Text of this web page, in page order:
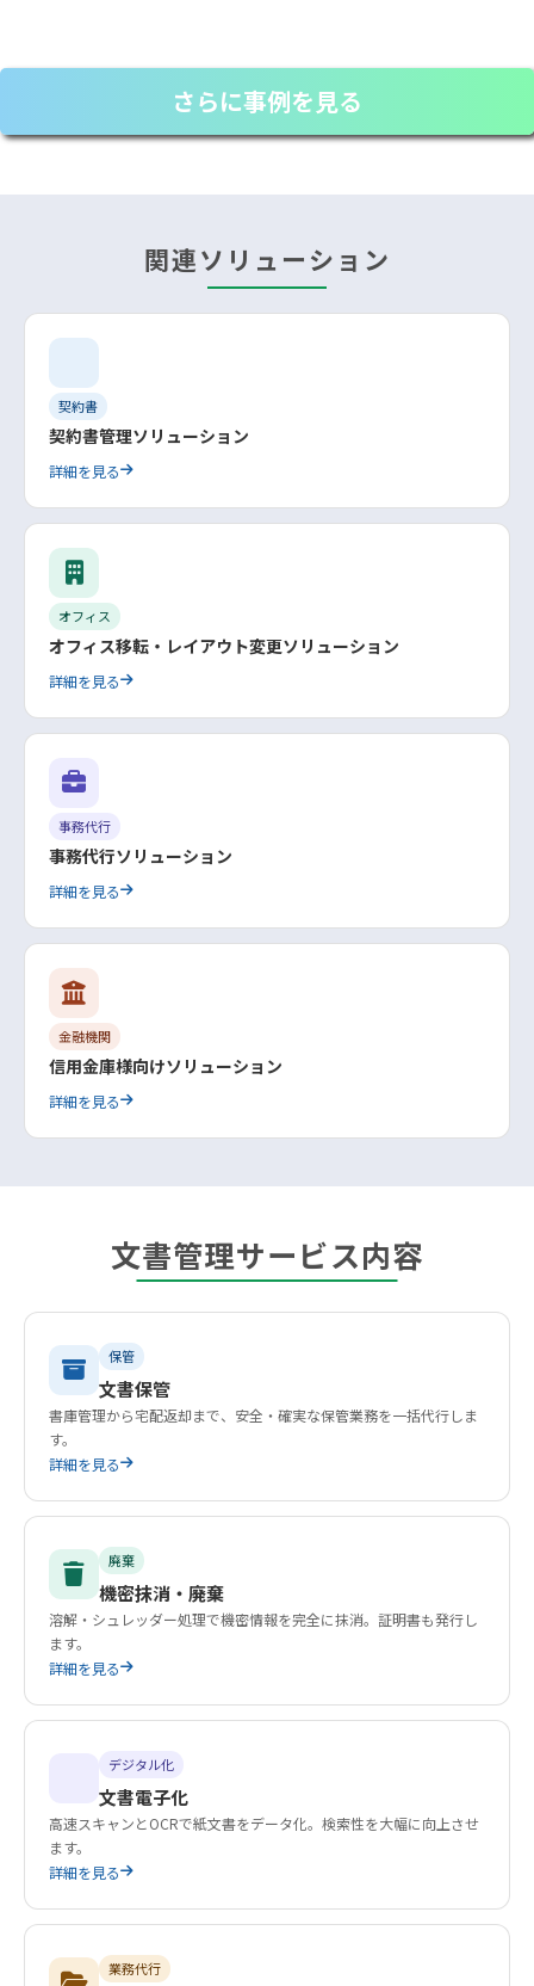
さらに事例を見る
関連ソリューション
契約書
契約書管理ソリューション
詳細を見る
オフィス
オフィス移転・レイアウト変更ソリューション
詳細を見る
事務代行
事務代行ソリューション
詳細を見る
金融機関
信用金庫様向けソリューション
詳細を見る
文書管理サービス内容
保管
文書保管
書庫管理から宅配返却まで、安全・確実な保管業務を一括代行しま
す。
詳細を見る
廃棄
機密抹消・廃棄
溶解・シュレッダー処理で機密情報を完全に抹消。証明書も発行し
ます。
詳細を見る
デジタル化
文書電子化
高速スキャンとOCRで紙文書をデータ化。検索性を大幅に向上させ
ます。
詳細を見る
業務代行